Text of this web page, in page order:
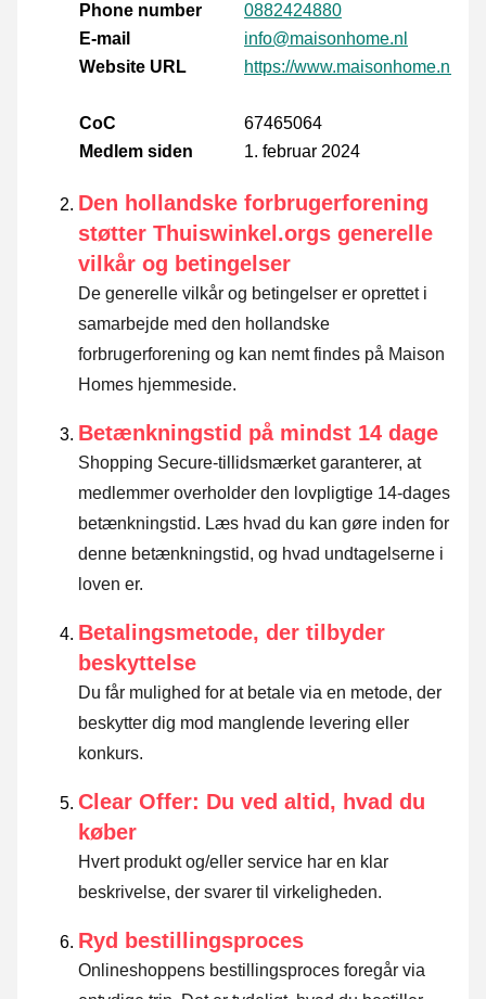
Phone number
0882424880
E-mail
info@maisonhome.nl
Website URL
https://www.maisonhome.nl
CoC
67465064
Medlem siden
1. februar 2024
Den hollandske forbrugerforening
støtter Thuiswinkel.orgs generelle
vilkår og betingelser
De generelle vilkår og betingelser er oprettet i
samarbejde med den hollandske
forbrugerforening og kan nemt findes på Maison
Homes hjemmeside.
Betænkningstid på mindst 14 dage
Shopping Secure-tillidsmærket garanterer, at
medlemmer overholder den lovpligtige 14-dages
betænkningstid. Læs hvad du kan gøre inden for
denne betænkningstid, og hvad undtagelserne i
loven er.
Betalingsmetode, der tilbyder
beskyttelse
Du får mulighed for at betale via en metode, der
beskytter dig mod manglende levering eller
konkurs.
Clear Offer: Du ved altid, hvad du
køber
Hvert produkt og/eller service har en klar
beskrivelse, der svarer til virkeligheden.
Ryd bestillingsproces
Onlineshoppens bestillingsproces foregår via